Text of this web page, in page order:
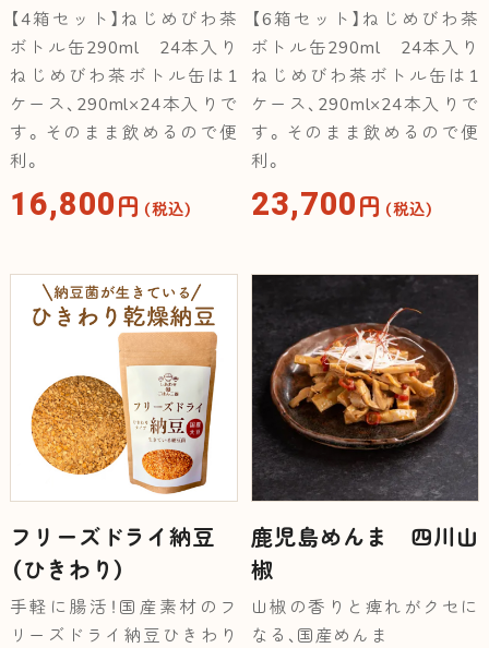
【4箱セット】ねじめびわ茶
ボトル缶290ml 24本入り
ねじめびわ茶ボトル缶は1
ケース、290ml×24本入りで
す。そのまま飲めるので便
利。
16,800円 （税込）
【6箱セット】ねじめびわ茶
ボトル缶290ml 24本入り
ねじめびわ茶ボトル缶は1
ケース、290ml×24本入りで
す。そのまま飲めるので便
利。
23,700円 （税込）
フリーズドライ納豆
（ひきわり）
手軽に腸活！国産素材のフ
リーズドライ納豆ひきわり
鹿児島めんま 四川山
椒
山椒の香りと痺れがクセに
なる、国産めんま